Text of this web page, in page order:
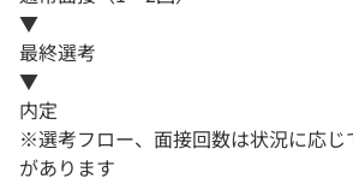
▼
最終選考
▼
内定
※選考フロー、面接回数は状況に応じ
があります